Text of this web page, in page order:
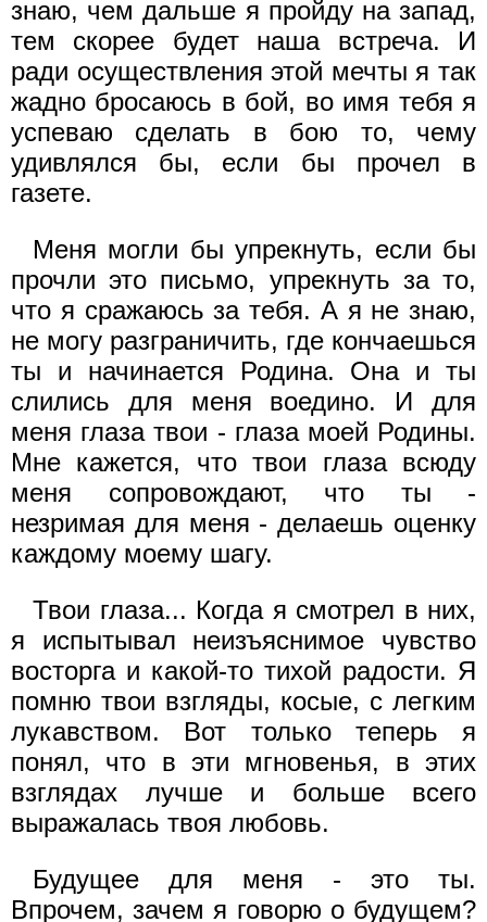
знаю, чем дальше я пройду на запад,
тем скорее будет наша встреча. И
ради осуществления этой мечты я так
жадно бросаюсь в бой, во имя тебя я
успеваю сделать в бою то, чему
удивлялся бы, если бы прочел в
газете.
Меня могли бы упрекнуть, если бы
прочли это письмо, упрекнуть за то,
что я сражаюсь за тебя. А я не знаю,
не могу разграничить, где кончаешься
ты и начинается Родина. Она и ты
слились для меня воедино. И для
меня глаза твои - глаза моей Родины.
Мне кажется, что твои глаза всюду
меня сопровождают, что ты -
незримая для меня - делаешь оценку
каждому моему шагу.
Твои глаза... Когда я смотрел в них,
я испытывал неизъяснимое чувство
восторга и какой-то тихой радости. Я
помню твои взгляды, косые, с легким
лукавством. Вот только теперь я
понял, что в эти мгновенья, в этих
взглядах лучше и больше всего
выражалась твоя любовь.
Будущее для меня - это ты.
Впрочем, зачем я говорю о будущем?